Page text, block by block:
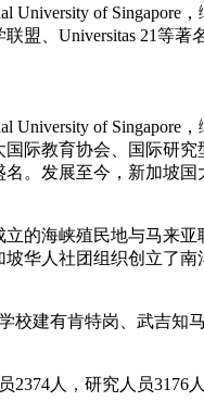
University of
盟、Universitas 21等
University of
际教育协会、国际研
。发展至今，新加坡
的海峡殖民地与马来
华人社团组织创立了
校建有肯特岗、武吉知
2374人，研究人员3176